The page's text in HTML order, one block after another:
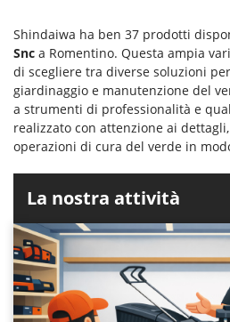
Shindaiwa ha ben 37 prodotti
Snc a Romentino. Questa ampia
di scegliere tra diverse soluzioni
giardinaggio e manutenzione del
a strumenti di professionalità e
realizzato con attenzione ai
operazioni di cura del verde in
La nostra attività